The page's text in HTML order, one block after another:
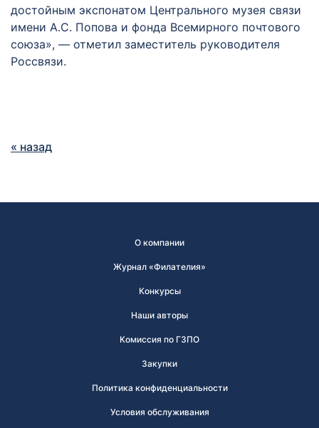
достойным экспонатом Центрального музея связи
имени А.С. Попова и фонда Всемирного почтового
союза», — отметил заместитель руководителя
Россвязи.
« назад
О компании
Журнал «Филателия»
Конкурсы
Наши авторы
Комиссия по ГЗПО
Закупки
Политика конфиденциальности
Условия обслуживания